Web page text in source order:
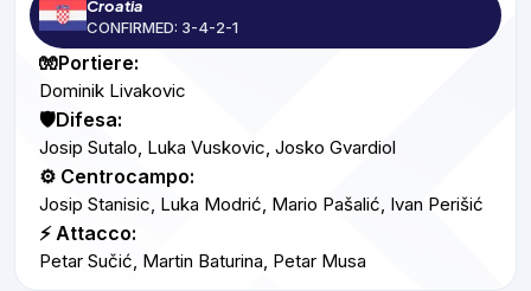
Croatia
CONFIRMED: 3-4-2-1
🧤Portiere:
Dominik Livakovic
🛡️Difesa:
Josip Sutalo, Luka Vuskovic, Josko Gvardiol
⚙️ Centrocampo:
Josip Stanisic, Luka Modrić, Mario Pašalić, Ivan Perišić
⚡ Attacco:
Petar Sučić, Martin Baturina, Petar Musa